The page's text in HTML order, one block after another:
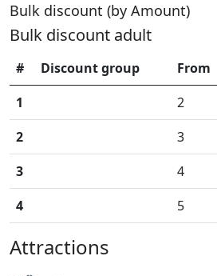
Bulk discount (by Amount)
Bulk discount adult
# Discount group From
1
2
2
3
3
4
4
5
Attractions